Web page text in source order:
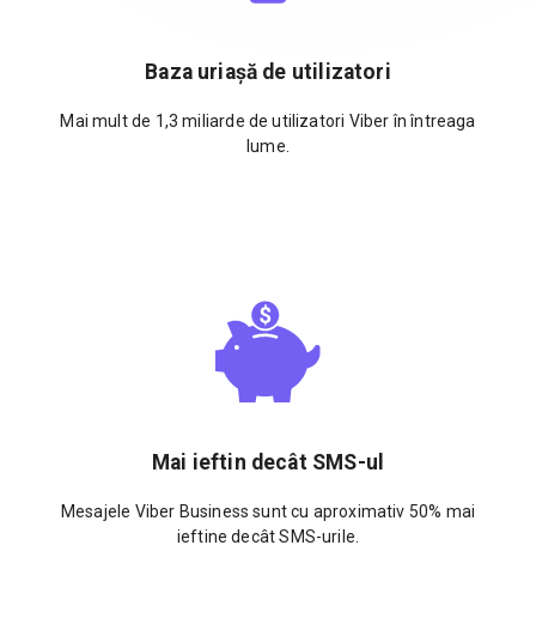
Baza uriașă de utilizatori
Mai mult de 1,3 miliarde de utilizatori Viber în întreaga
lume.
Mai ieftin decât SMS-ul
Mesajele Viber Business sunt cu aproximativ 50% mai
ieftine decât SMS-urile.